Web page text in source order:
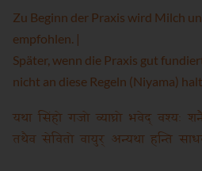
Zu Beginn der Praxis wird Milch
empfohlen. |
Später, wenn die Praxis gut
nicht an diese Regeln (Niyama)
यथा सिंहो गजो व्याघ्रो भवेद् वश्यः
तथैव सेवितो वायुर् अन्यथा हन्ति